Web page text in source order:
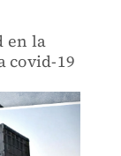
en la
covid-19